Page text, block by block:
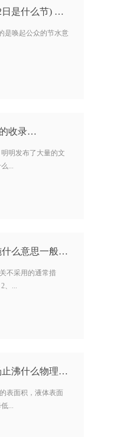
日是什么节) …
是唤起公众的节水意
收录…
明发布了大量的文
...
留置措施的意思是什么(留置措施什么意思一般多长时间) …
不采用的通常措
、...
扬汤止沸的物理原理是什么(扬汤止沸什么物理原理) …
表面积，液体表面
...